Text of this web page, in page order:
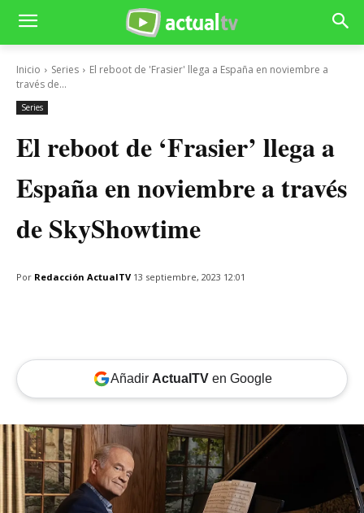
Inicio Series
El reboot de 'Frasier' llega a España en noviembre a
través de...
Series
El reboot de ‘Frasier’ llega a
España en noviembre a través
de SkyShowtime
Por Redacción ActualTV 13 septiembre, 2023 12:01
Añadir ActualTVen Google